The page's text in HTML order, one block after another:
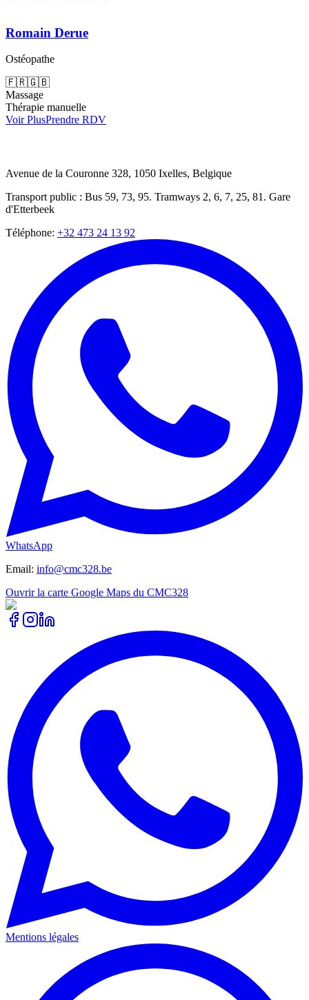
Romain Derue
Ostéopathe
🇫🇷🇬🇧
Massage
Thérapie manuelle
Voir PlusPrendre RDV
Avenue de la Couronne 328, 1050 Ixelles, Belgique
Transport public : Bus 59, 73, 95. Tramways 2, 6, 7, 25, 81. Gare
d'Etterbeek
Téléphone: +32 473 24 13 92
WhatsApp
Email: info@cmc328.be
Ouvrir la carte Google Maps du CMC328
Mentions légales